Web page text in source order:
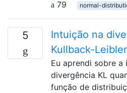
79
normal-
5
Intuição na
Kullback-
Eu aprendi sobre
divergência KL
função de